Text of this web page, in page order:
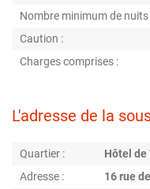
Nombre minimum de nuits
Caution :
Charges comprises :
L'adresse de la
Quartier :
Hôtel de
Adresse :
16 rue